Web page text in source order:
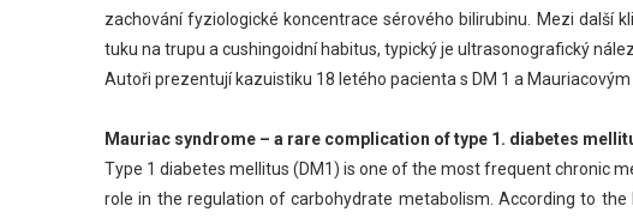
zachování fyziologické koncentrace sérového bilirubinu. Mezi další
tuku na trupu a cushingoidní habitus, typický je ultrasonografický
Autoři prezentují kazuistiku 18 letého pacienta s DM 1 a
Mauriac syndrome – a rare complication of type 1. diabetes
Type 1 diabetes mellitus (DM1) is one of the most frequent chronic
role in the regulation of carbohydrate metabolism. According to